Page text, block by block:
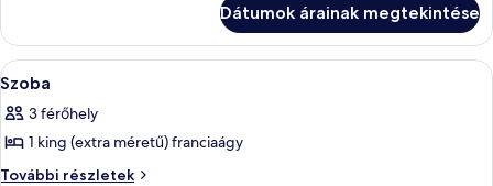
további
részletei
Dátumok árainak megtekintése
A
következő
szoba
összes
képének
Egy szállodai szoba, amelyben
7
Szoba
3 férőhely
1 king (extra méretű) franciaágy
További részletek
Szoba